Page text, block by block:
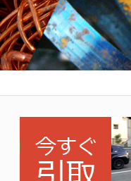
現場 工場など
を素早く引き